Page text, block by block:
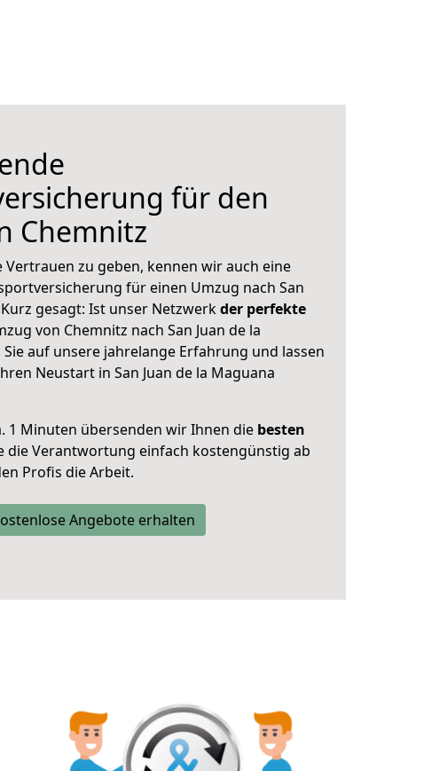
für den
Chemnitz
zu geben, kennen wir auch eine
für einen Umzug nach San
gesagt: Ist unser Netzwerkder perfekte
von Chemnitz nach San Juan de la
auf unsere jahrelange Erfahrung und lassen
Neustart in San Juan de la Maguana
1 Minuten übersenden wir Ihnen die besten
die Verantwortung einfach kostengünstig ab
Profis die Arbeit.
Angebote erhalten